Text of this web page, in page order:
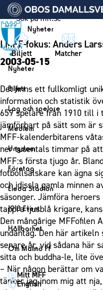
Vidare till innehållet
Nyheter
Biljett Matcher
Nyheter
Nyheter
Kalender
Biljett
Biljett
Årskort herr
Årskort dam
Mitt MFF
Biljetter till bortamatcher
Biljettvillkor
Lag och spelare
Lag
Herrlaget
Spelare
Ledarstab
Damlaget
Spelare
Ledarstab
Medlem
Medlemskap i Malmö FF
Årsmöte 2026
Ungdom
MFF Ungdom
Sommarfotboll
Skånecupen
Fotbollsskolan
Fotbollsnätverket
P19
F19
P17
Företag
Bli företagspartner
Nätverket
Klubbstolar
Partner dam
Eleda Stadion
Eleda Stadion
Erics Bar & Restaurang
Matchdag på Eleda Stadion
MFF-museet &
1910 Event
1910 Event
Fest & Event
Konferens
Möte
Hållbarhet
Hållbarhet
Himmelsblå framtid –
MFF i samhället
Om Malmö FF
Om Malmö FF
Kontakt
Mitt MFF
English
I MFF-fokus: Anders
2003-05-15
Det finns ett fullkomligt
information och statistik
659 spelare från 1910 till i
jämförbart på sätt som är
MFF-kalenderbitarens
ner tusentals timmar på
MFF:s första tjugo år.
fotbollsälskare kan ägna
och idissla gamla minnen
säsonger. Jämföra
tappra ljusblå krigare,
Den mångårige MFFofilen
undantag. Den här
senare år, vid sådana här
sitta och buddha-le, lite
– När någon berättar om
tänker jag inom mig att